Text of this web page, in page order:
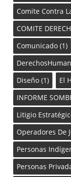
Comite Contra
COMITE
Comunicado(1)
Diseño(1) El
INFORME
Litigio
Operadores De
Personas
Personas